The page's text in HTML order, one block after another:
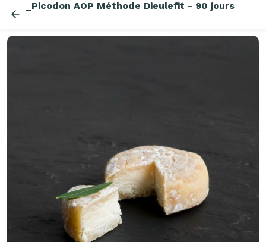
_Picodon AOP Méthode Dieulefit - 90 jours